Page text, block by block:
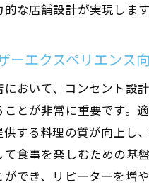
な店舗設計が実現します
ーエクスペリエンス
において、コンセント設
ことが非常に重要です。
供する料理の質が向上し
て食事を楽しむための基
ができ、リピーターを増